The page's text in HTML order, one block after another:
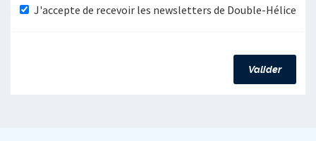
J'accepte de recevoir les newsletters de Double-Hélice
Valider